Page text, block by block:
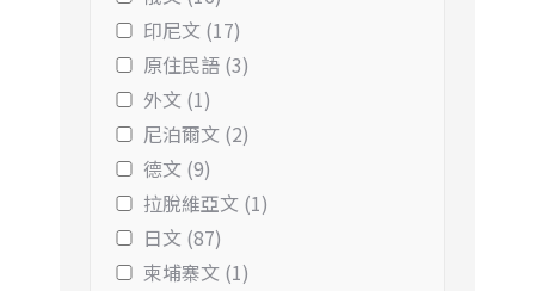
印尼文 (17)
原住民語 (3)
外文 (1)
尼泊爾文 (2)
德文 (9)
拉脫維亞文 (1)
日文 (87)
柬埔寨文 (1)